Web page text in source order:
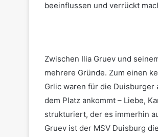
beeinflussen und verrückt
Zwischen Ilia Gruev und
mehrere Gründe. Zum einen
Grlic waren für die Duisburger
dem Platz ankommt – Liebe,
strukturiert, der es immerhin
Gruev ist der MSV Duisburg